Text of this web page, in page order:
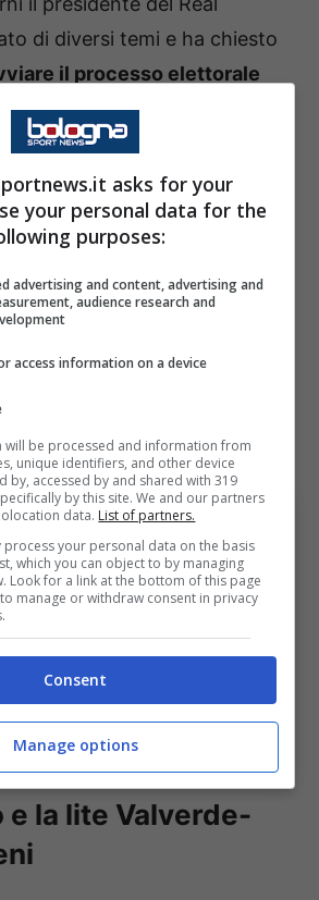
di diversi temi e ha chiesto
il processo elettorale
Consiglio Direttivo e
volontà di non dimettersi.
di presunti suoi problemi di
Ne approfitto per dire che
salute e continuo ad essere
Real Madrid“.
e la lite Valverde-
asks for your
your personal data for the
purposes:
advertising and content, advertising and
audience research and
access information on a device
will be processed and information from
unique identifiers, and other device
by, accessed by and shared with 319
by this site. We and our partners
data. List of partners.
process your personal data on the basis
which you can object to by managing
Look for a link at the bottom of this page
manage or withdraw consent in privacy
Consent
Manage options